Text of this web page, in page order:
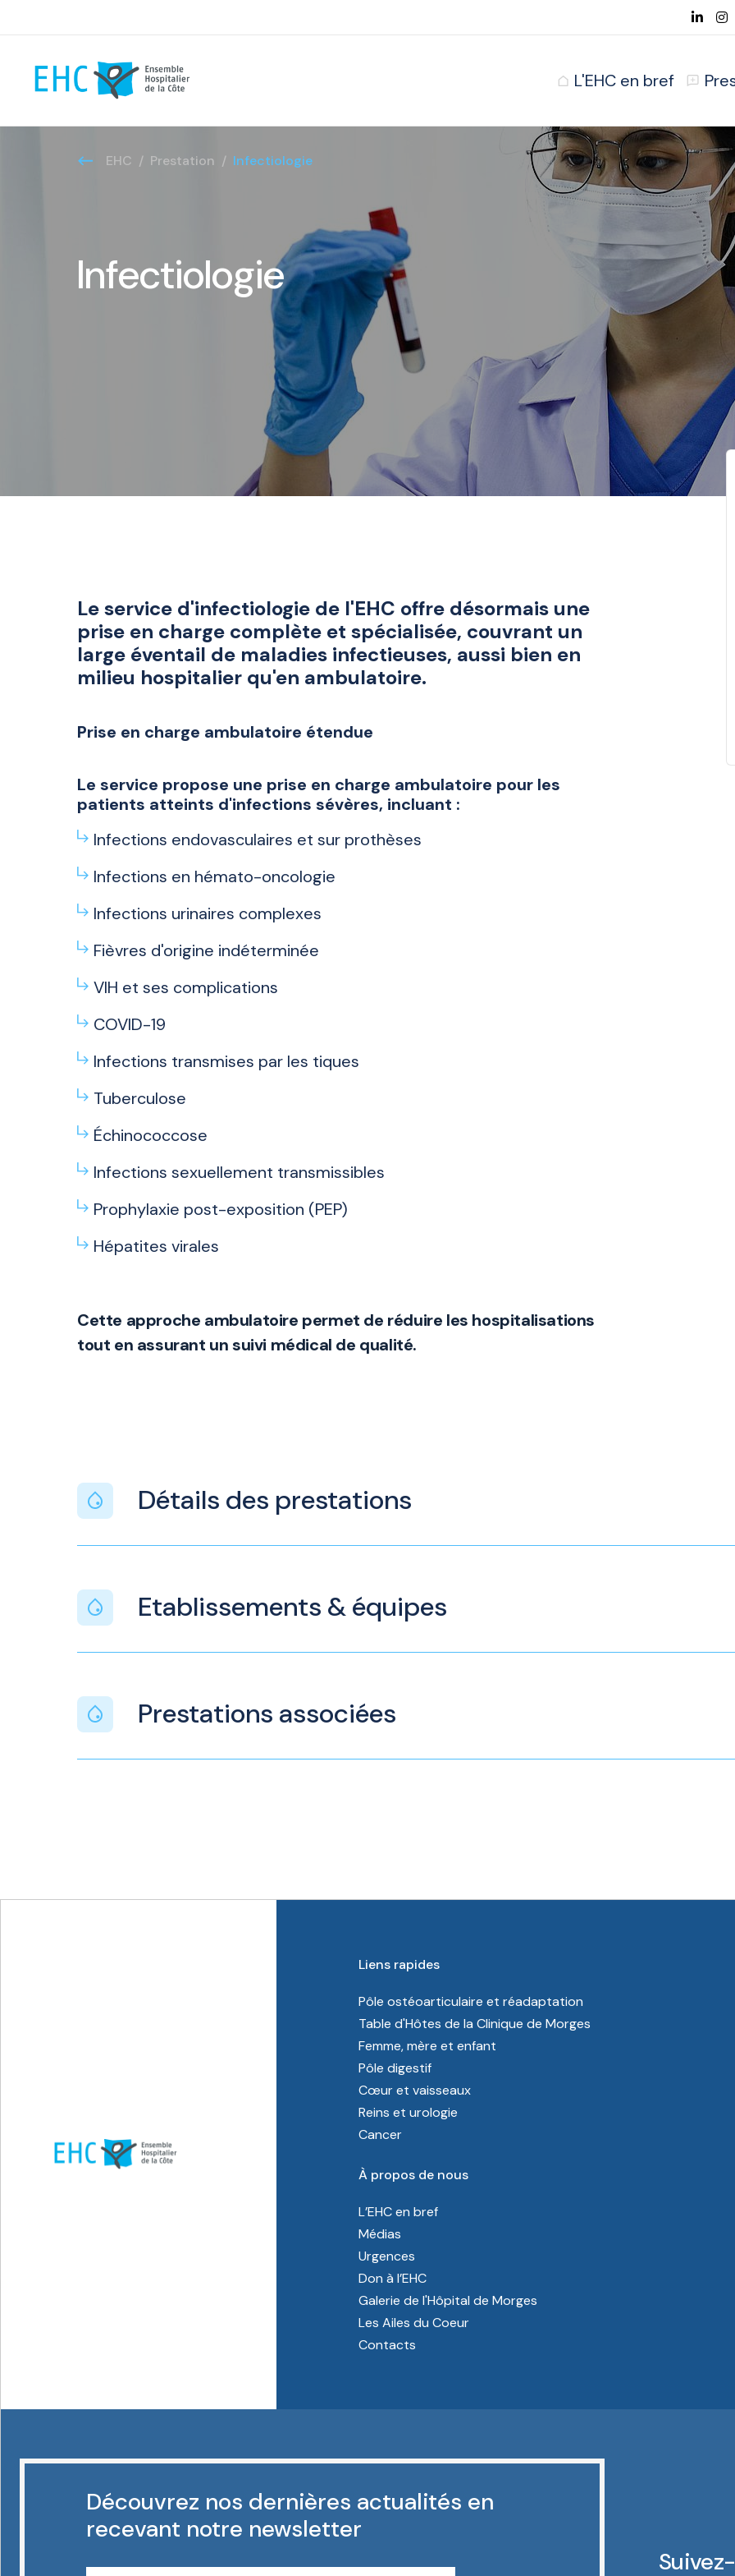
L'EHC en bref
EHC Prestation Infectiologie
Infectiologie
Le service d'infectiologie de l'EHC offre désormais une
prise en charge complète et spécialisée, couvrant un
large éventail de maladies infectieuses, aussi bien en
milieu hospitalier qu'en ambulatoire.
Prise en charge ambulatoire étendue
Le service propose une prise en charge ambulatoire pour les
patients atteints d'infections sévères, incluant :
Infections endovasculaires et sur prothèses
Infections en hémato-oncologie
Infections urinaires complexes
Fièvres d'origine indéterminée
VIH et ses complications
COVID-19
Infections transmises par les tiques
Tuberculose
Échinococcose
Infections sexuellement transmissibles
Prophylaxie post-exposition (PEP)
Hépatites virales
Cette approche ambulatoire permet de réduire les hospitalisations
tout en assurant un suivi médical de qualité.
Détails des prestations
Etablissements & équipes
Prestations associées
Liens rapides
Pôle ostéoarticulaire et réadaptation
Table d'Hôtes de la Clinique de Morges
Femme, mère et enfant
Pôle digestif
Cœur et vaisseaux
Reins et urologie
Cancer
À propos de nous
L’EHC en bref
Médias
Urgences
Don à l’EHC
Galerie de l'Hôpital de Morges
Les Ailes du Coeur
Contacts
Découvrez nos dernières actualités en
recevant notre newsletter